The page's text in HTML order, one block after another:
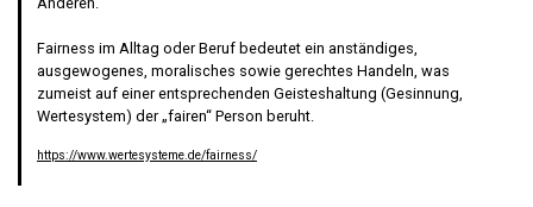
Fairness im Alltag oder Beruf bedeutet ein anständiges,
ausgewogenes, moralisches sowie gerechtes Handeln, was
zumeist auf einer entsprechenden Geisteshaltung (Gesinnung,
Wertesystem) der „fairen“ Person beruht.
https://www.wertesysteme.de/fairness/